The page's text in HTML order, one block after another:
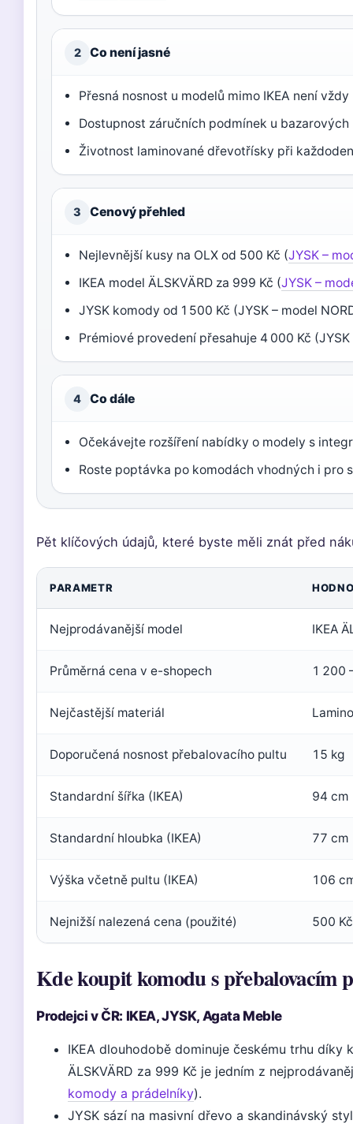
2 Co není jasné
Přesná nosnost u modelů mimo IKEA není
Dostupnost záručních podmínek u bazarových
Životnost laminované dřevotřísky při
3 Cenový přehled
Nejlevnější kusy na OLX od 500 Kč (JYSK –
IKEA model ÄLSKVÄRD za 999 Kč (JYSK –
JYSK komody od 1 500 Kč (JYSK – model
Prémiové provedení přesahuje 4 000 Kč (JYSK
4 Co dále
Očekávejte rozšíření nabídky o modely s
Roste poptávka po komodách vhodných i pro
Pět klíčových údajů, které byste měli znát před
PARAMETR
Nejprodávanější model IKEA
Průměrná cena v e-shopech 1 200
Nejčastější materiál
Doporučená nosnost přebalovacího pultu 15 kg
Standardní šířka (IKEA) 94 cm
Standardní hloubka (IKEA) 77 cm
Výška včetně pultu (IKEA) 106
Nejnižší nalezená cena (použité) 500 Kč
Kde koupit komodu s přebalovacím
Prodejci v ČR: IKEA, JYSK, Agata Meble
IKEA dlouhodobě dominuje českému trhu díky
ÄLSKVÄRD za 999 Kč je jedním z
komody a prádelníky).
JYSK sází na masivní dřevo a skandinávský